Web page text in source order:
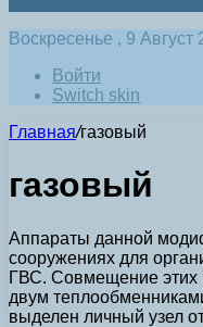
Воскресенье , 9 Август
Войти
Switch skin
Главная/газовый
газовый
Аппараты данной
сооружениях для
ГВС. Совмещение этих
двум
выделен личный узел